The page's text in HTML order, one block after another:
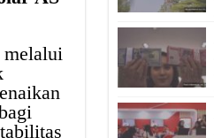
melalui